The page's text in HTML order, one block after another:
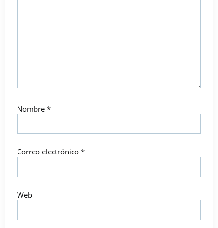
Nombre *
Correo electrónico *
Web